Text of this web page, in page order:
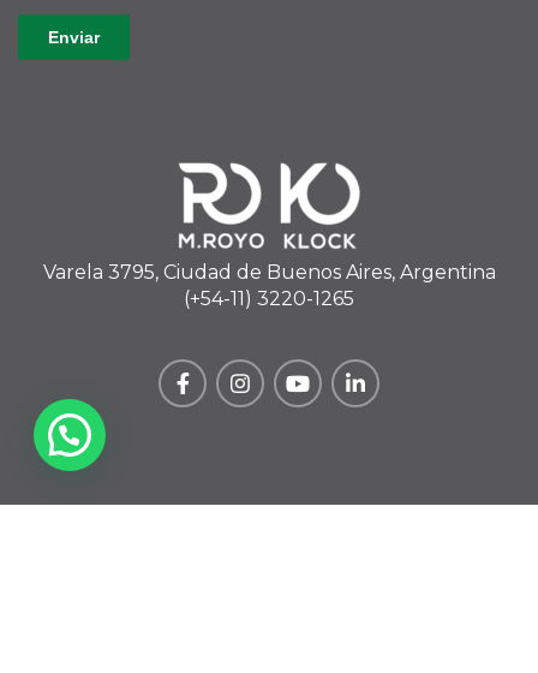
Varela 3795, Ciudad de Buenos Aires, Argentina
(+54-11) 3220-1265